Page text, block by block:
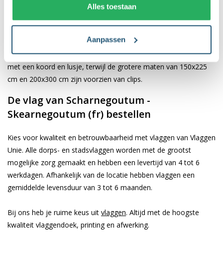
Alles toestaan
Aanpassen
een geschikte maat voor jouw specifieke toepassing
Afhankelijk van de afmetingen die je kiest, worden de vlaggen
voorzien van verschillende bevestigingsmogelijkheden. De
vlaggen van 40x60 cm, 70x100 cm en 100x150 cm zijn uitgerust
met een koord en lusje, terwijl de grotere maten van 150x225
cm en 200x300 cm zijn voorzien van clips.
De vlag van Scharnegoutum -
Skearnegoutum (fr) bestellen
Kies voor kwaliteit en betrouwbaarheid met vlaggen van Vlaggen
Unie. Alle dorps- en stadsvlaggen worden met de grootst
mogelijke zorg gemaakt en hebben een levertijd van 4 tot 6
werkdagen. Afhankelijk van de locatie hebben vlaggen een
gemiddelde levensduur van 3 tot 6 maanden.
Bij ons heb je ruime keus uit vlaggen. Altijd met de hoogste
kwaliteit vlaggendoek, printing en afwerking.